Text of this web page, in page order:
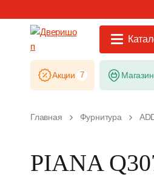
Акции 7
Главная Фурнитура
PIANA